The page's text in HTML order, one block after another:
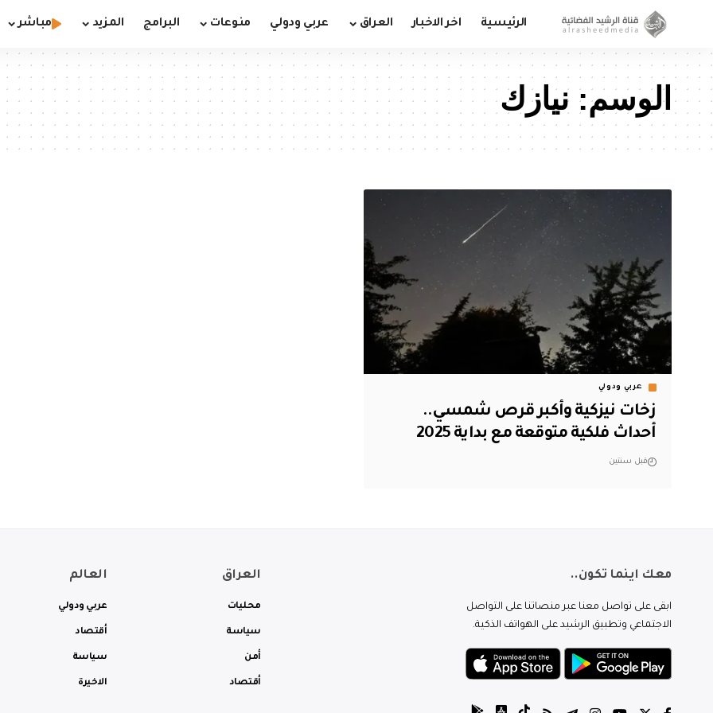
الرئيسية اخر الاخبار العراق عربي ودولي منوعات البرامج المزيد مباشر
الوسم: نيازك
عربي ودولي
زخات نيزكية وأكبر قرص شمسي..
أحداث فلكية متوقعة مع بداية 2025
قبل سنتين
معك اينما تكون..
ابقى على تواصل معنا عبر منصاتنا على التواصل
الاجتماعي وتطبيق الرشيد على الهواتف الذكية.
العراق
محليات
سياسة
أمن
أقتصاد
العالم
عربي ودولي
أقتصاد
سياسة
الاخيرة